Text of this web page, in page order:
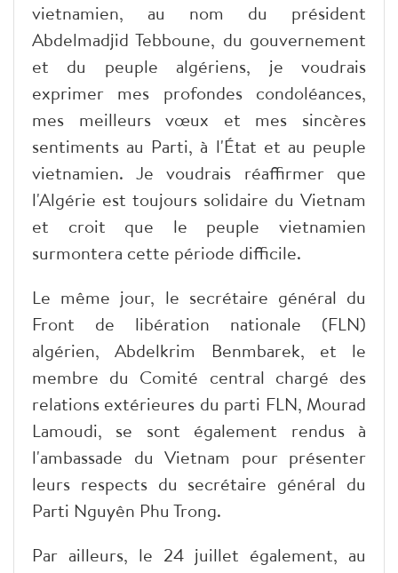
vietnamien, au nom du président
Abdelmadjid Tebboune, du gouvernement
et du peuple algériens, je voudrais
exprimer mes profondes condoléances,
mes meilleurs vœux et mes sincères
sentiments au Parti, à l'État et au peuple
vietnamien. Je voudrais réaffirmer que
l'Algérie est toujours solidaire du Vietnam
et croit que le peuple vietnamien
surmontera cette période difficile.
Le même jour, le secrétaire général du
Front de libération nationale (FLN)
algérien, Abdelkrim Benmbarek, et le
membre du Comité central chargé des
relations extérieures du parti FLN, Mourad
Lamoudi, se sont également rendus à
l'ambassade du Vietnam pour présenter
leurs respects du secrétaire général du
Parti Nguyên Phu Trong.
Par ailleurs, le 24 juillet également, au